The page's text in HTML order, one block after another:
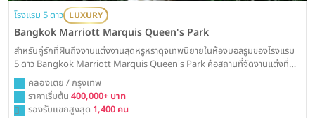
โรงแรม 5 ดาว LUXURY
Bangkok Marriott Marquis Queen's Park
สำหรับคู่รักที่ฝันถึงงานแต่งงานสุดหรูหราดุจเทพนิยายในห้องบอลรูมของโรงแรม
5 ดาว Bangkok Marriott Marquis Queen's Park คือสถานที่จัดงานแต่งที่
เนรมิตความฝันนั้นให้เป็นจริง ด้วยห้องแกรนด์บอลรูมโอ่โถงสง่างาม พร้อมบริการ
วางแผนและจัดงานแต่งงานอย่างมืออาชีพเพื่อวันสำคัญที่สมบูรณ์แบบที่สุด
คลองเตย / กรุงเทพ
ราคาเริ่มต้น 400,000+ บาท
รองรับแขกสูงสุด 1,400 คน